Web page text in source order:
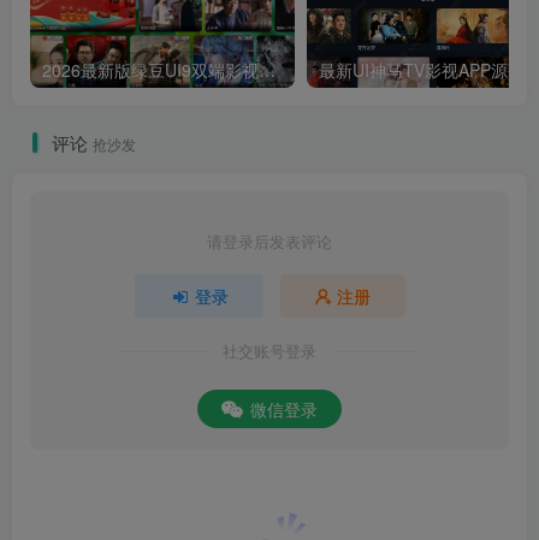
2026最新版绿豆UI9双端影视APP源码
评论 抢沙发
请登录后发表评论
登录 注册
社交账号登录
微信登录